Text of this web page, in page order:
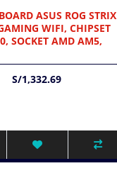
ASUS ROG STRIX
WIFI, CHIPSET
SOCKET AMD AM5,
S/1,332.69